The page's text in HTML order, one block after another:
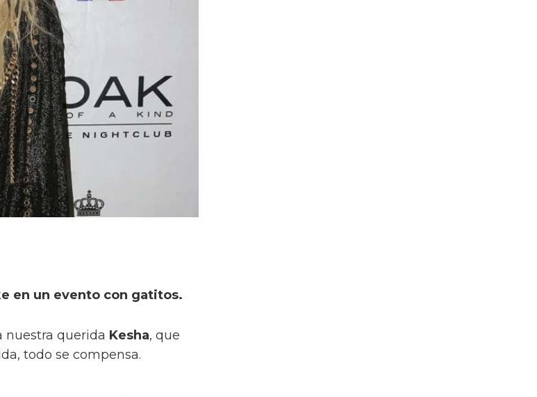
en un evento con gatitos.
nuestra querida Kesha, que
todo se compensa.